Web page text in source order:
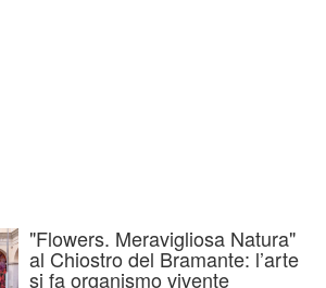
"Flowers. Meravigliosa Natura"
al Chiostro del Bramante: l’arte
si fa organismo vivente